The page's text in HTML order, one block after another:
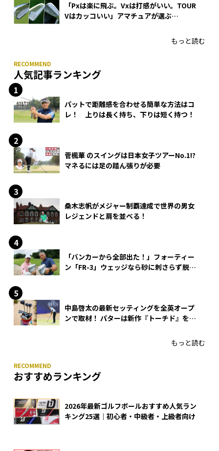
「Pxは楽に飛ぶ。Vxは打感がいい。TOUR
Vはカッコいい」アマチュアが選ぶ
もっと読む
人気記事ランキング
パットで距離感を合わせる簡単な方法はコ
レ！ 上りは長く持ち、下りは短く持つ！
菅楓華 のスイングは日本女子ツアーNo.1!?
マネるには足の踏ん張りが必要
桑木志帆がメジャー制覇達成で世界の男女
レジェンドと肩を並べる！
「バンカーから全部出た！」フォーティー
ン「FR-3」ウェッジなら砂に刺さらず脱出
中島啓太の最新セッティングを全英オープ
ンで取材！ パターは新作『トーチド』を投
もっと読む
おすすめランキング
2026年最新ゴルフボールおすすめ人気ラン
キング25選｜初心者・中級者・上級者向け